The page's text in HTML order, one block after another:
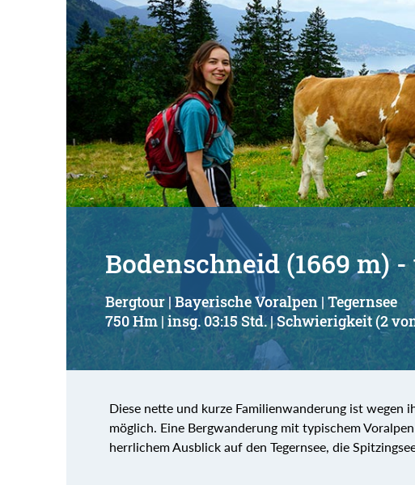
Bodenschneid (1669 m)
Bergtour | Bayerische Voralpen | Tegernsee
750 Hm | insg. 03:15 Std. | Schwierigkeit (2
Diese nette und kurze Familienwanderung ist wegen
möglich. Eine Bergwanderung mit typischem
herrlichem Ausblick auf den Tegernsee, die